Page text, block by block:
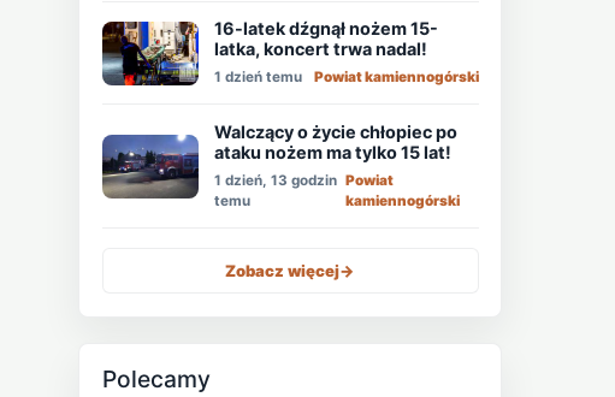
16-latek dźgnął nożem 15-
latka, koncert trwa nadal!
1 dzień temu Powiat kamiennogórski
Walczący o życie chłopiec po
ataku nożem ma tylko 15 lat!
1 dzień, 13 godzin
temu
Powiat
kamiennogórski
Zobacz więcej->
Polecamy